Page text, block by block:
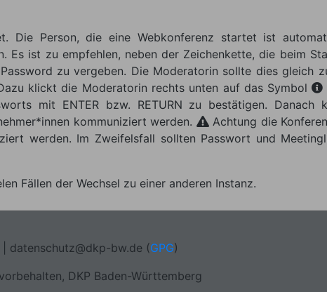
Die Person, die eine Webkonferenz startet ist
Es ist zu empfehlen, neben der Zeichenkette, die beim
zu vergeben. Die Moderatorin sollte dies gleich
klickt die Moderatorin rechts unten auf das Symbol
mit ENTER bzw. RETURN zu bestätigen. Danach
kommuniziert werden.
Achtung die
werden. Im Zweifelsfall sollten Passwort und
Fällen der Wechsel zu einer anderen Instanz.
ed.wb-pkd@ztuhcsnetad (GPG)
DKP Baden-Württemberg